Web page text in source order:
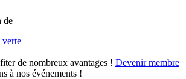
de
de nombreux avantages ! Devenir membre
à nos événements !